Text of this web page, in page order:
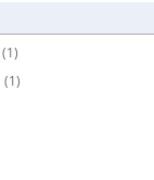
(1)
(1)